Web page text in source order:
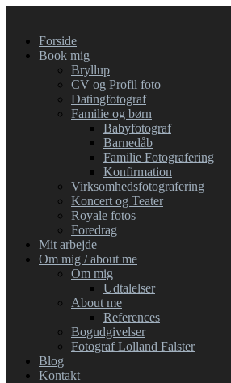
Forside
Book mig
Bryllup
CV og Profil foto
Datingfotograf
Familie og børn
Babyfotograf
Barnedåb
Familie Fotografering
Konfirmation
Virksomhedsfotografering
Koncert og Teater
Royale fotos
Foredrag
Mit arbejde
Om mig / about me
Om mig
Udtalelser
About me
References
Bogudgivelser
Fotograf Lolland Falster
Blog
Kontakt